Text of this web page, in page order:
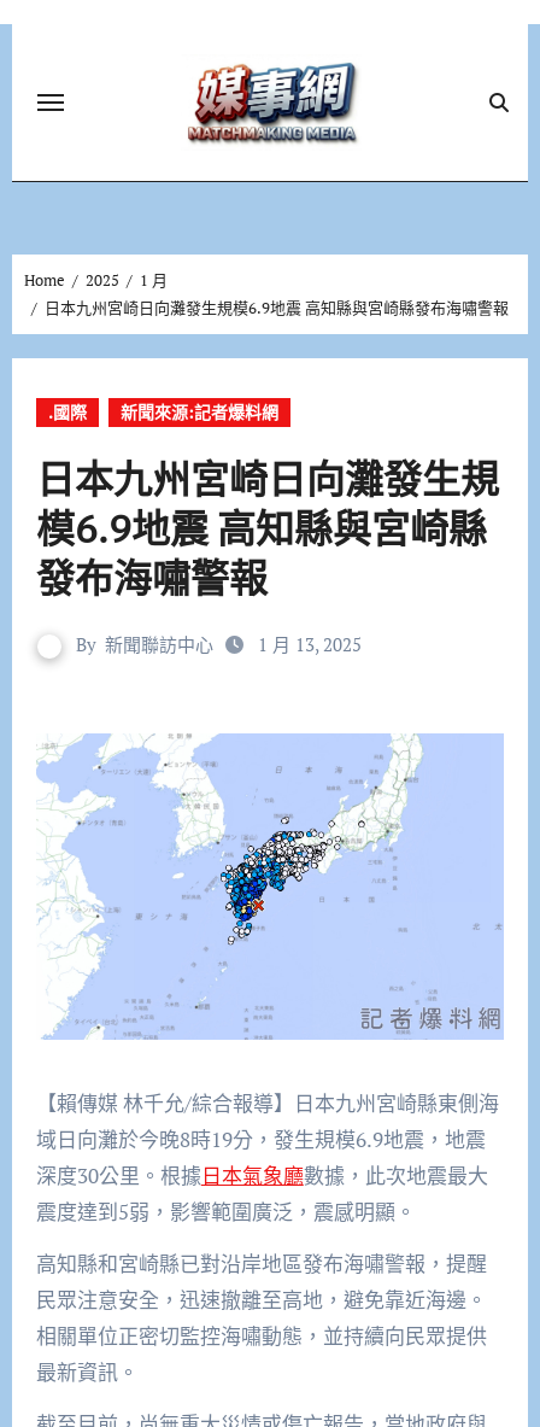
Home 2025
1 月
日本九州宮崎日向灘發生規模6.9地震 高知縣與宮崎縣發布海嘯警報
.國際 新聞來源:記者爆料網
日本九州宮崎日向灘發生規
模6.9地震 高知縣與宮崎縣
發布海嘯警報
By 新聞聯訪中心 1 月 13, 2025
【賴傳媒 林千允/綜合報導】日本九州宮崎縣東側海
域日向灘於今晚8時19分，發生規模6.9地震，地震
深度30公里。根據日本氣象廳數據，此次地震最大
震度達到5弱，影響範圍廣泛，震感明顯。
高知縣和宮崎縣已對沿岸地區發布海嘯警報，提醒
民眾注意安全，迅速撤離至高地，避免靠近海邊。
相關單位正密切監控海嘯動態，並持續向民眾提供
最新資訊。